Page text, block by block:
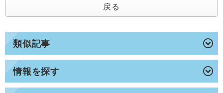
類似記事
情報を探す
戻る